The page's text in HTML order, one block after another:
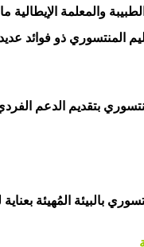
والمعلمة
المنتسوري ذو فوائد
بتقديم الدعم
بالبيئة المُهيئة